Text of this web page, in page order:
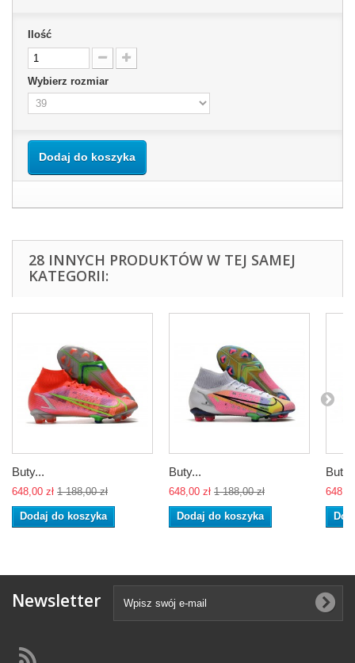
Ilość
Wybierz rozmiar
Dodaj do koszyka
28 INNYCH PRODUKTÓW W TEJ SAMEJ
KATEGORII:
Buty...
648,00 zł 1 188,00 zł
Dodaj do koszyka
Buty...
648,00 zł 1 188,00 zł
Dodaj do koszyka
Newsletter